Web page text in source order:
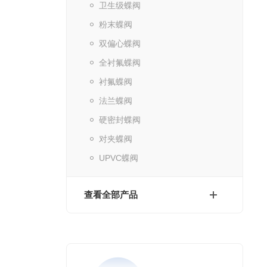
卫生级蝶阀
粉末蝶阀
双偏心蝶阀
全衬氟蝶阀
衬氟蝶阀
法兰蝶阀
硬密封蝶阀
对夹蝶阀
UPVC蝶阀
查看全部产品